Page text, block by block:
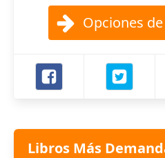
Opciones
Libros Más